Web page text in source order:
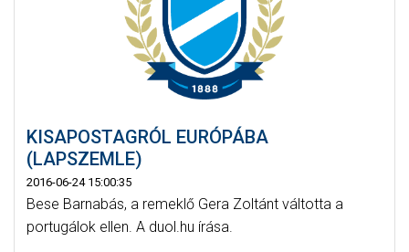
KISAPOSTAGRÓL EURÓPÁBA
(LAPSZEMLE)
2016-06-24 15:00:35
Bese Barnabás, a remeklő Gera Zoltánt váltotta a
portugálok ellen. A duol.hu írása.